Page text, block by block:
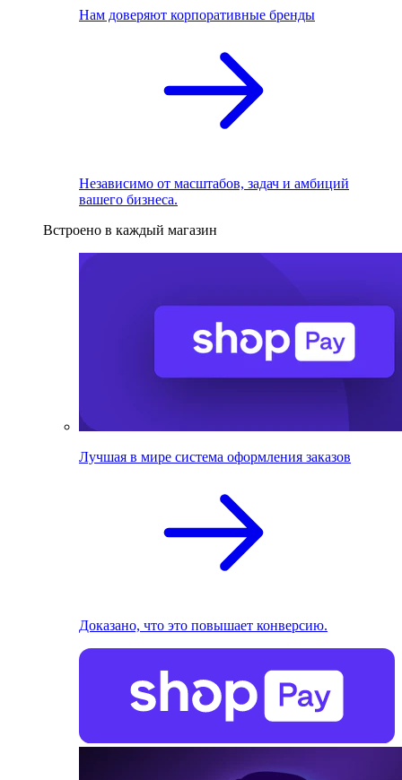
Нам доверяют корпоративные бренды
Независимо от масштабов, задач и амбиций
вашего бизнеса.
Встроено в каждый магазин
Лучшая в мире система оформления заказов
Доказано, что это повышает конверсию.